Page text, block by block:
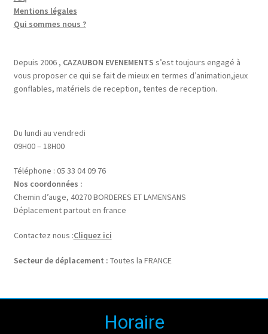
Mentions légales
Qui sommes nous ?
Depuis 2006 , CAZAUBON EVENEMENTS s’est toujours engagé à
vous proposer ce qui se fait de mieux en termes d’animation,jeux
gonflables, matériels de reception, tentes de reception.
Du lundi au vendredi
09H00 – 18H00
Téléphone : 05 33 04 09 76
Nos coordonnées :
Chemin d’auge, 40270 BORDERES ET LAMENSANS
Déplacement partout en france
Contactez nous :Cliquez ici
Secteur de déplacement : Toutes la FRANCE
Horaire